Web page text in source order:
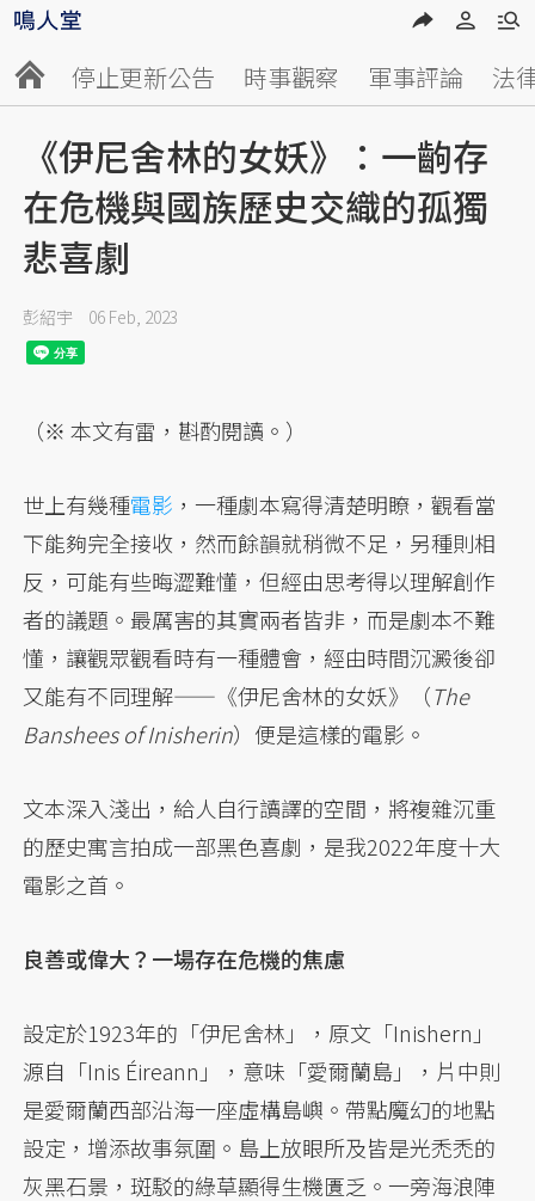
停止更新公告 時事觀察 軍事評論 法
《伊尼舍林的女妖》：一齣存
在危機與國族歷史交織的孤獨
悲喜劇
彭紹宇 06 Feb, 2023
（※ 本文有雷，斟酌閱讀。）
世上有幾種電影 ，一種劇本寫得清楚明瞭，觀看當
下能夠完全接收，然而餘韻就稍微不足，另種則相
反，可能有些晦澀難懂，但經由思考得以理解創作
者的議題。最厲害的其實兩者皆非，而是劇本不難
懂，讓觀眾觀看時有一種體會，經由時間沉澱後卻
又能有不同理解——《伊尼舍林的女妖》（The
Banshees of Inisherin）便是這樣的電影。
文本深入淺出，給人自行讀譯的空間，將複雜沉重
的歷史寓言拍成一部黑色喜劇，是我2022年度十大
電影之首。
良善或偉大？一場存在危機的焦慮
設定於1923年的「伊尼舍林」，原文「Inishern」
源自「Inis Éireann」，意味「愛爾蘭島」，片中則
是愛爾蘭西部沿海一座虛構島嶼。帶點魔幻的地點
設定，增添故事氛圍。島上放眼所及皆是光禿禿的
灰黑石景，斑駁的綠草顯得生機匱乏。一旁海浪陣